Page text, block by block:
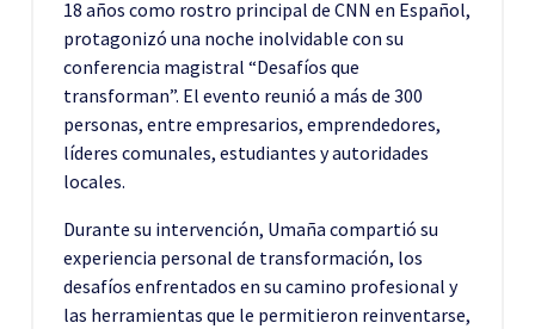
18 años como rostro principal de CNN en Español,
protagonizó una noche inolvidable con su
conferencia magistral “Desafíos que
transforman”. El evento reunió a más de 300
personas, entre empresarios, emprendedores,
líderes comunales, estudiantes y autoridades
locales.
Durante su intervención, Umaña compartió su
experiencia personal de transformación, los
desafíos enfrentados en su camino profesional y
las herramientas que le permitieron reinventarse,